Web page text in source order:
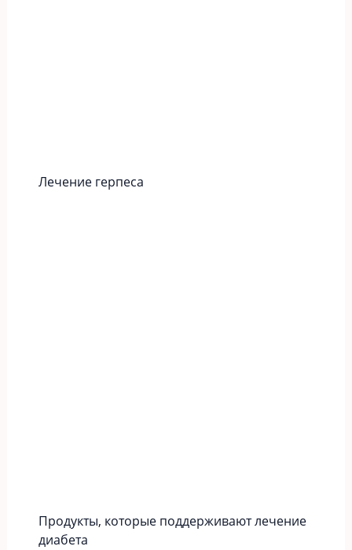
Лечение герпеса
Продукты, которые поддерживают лечение
диабета